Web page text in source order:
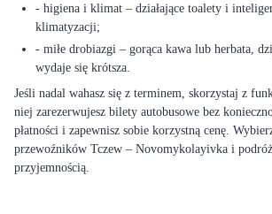
- higiena i klimat – działające toalety i
klimatyzacji;
- miłe drobiazgi – gorąca kawa lub herbata,
wydaje się krótsza.
Jeśli nadal wahasz się z terminem, skorzystaj z
niej zarezerwujesz bilety autobusowe bez
płatności i zapewnisz sobie korzystną cenę.
przewoźników Tczew – Novomykolayivka i
przyjemnością.